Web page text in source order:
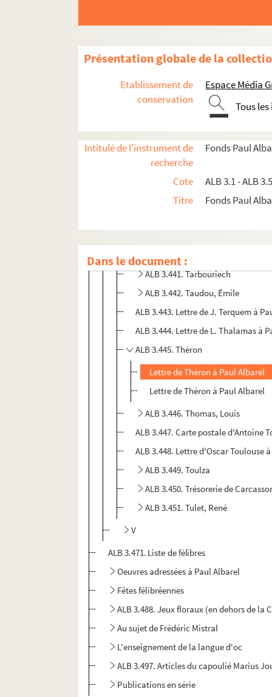
Présentation globale de la
Etablissement de
conservation
Espace Média
Tous
Intitulé de l'instrument de
recherche
Fonds Paul
Cote
ALB 3.1 - ALB
Titre
Fonds Paul
Dans le document :
D
E
F
G
M
S
ALB 3.441. Tarbouriech
ALB 3.442. Taudou, Émile
ALB 3.443. Lettre de J. Terquem à
ALB 3.444. Lettre de L. Thalamas à
ALB 3.445. Théron
Lettre de Théron à Paul Albarel
Lettre de Théron à Paul Albarel
ALB 3.446. Thomas, Louis
ALB 3.447. Carte postale d'Antoine
ALB 3.448. Lettre d'Oscar Toulouse
ALB 3.449. Toulza
ALB 3.450. Trésorerie de
ALB 3.451. Tulet, René
V
ALB 3.471. Liste de félibres
Oeuvres adressées à Paul Albarel
Fêtes félibréennes
ALB 3.488. Jeux floraux (en dehors de la
Au sujet de Frédéric Mistral
L'enseignement de la langue d'oc
ALB 3.497. Articles du capoulié Marius
Publications en série